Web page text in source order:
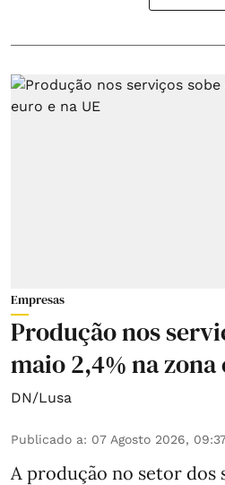
Empresas
Produção nos
maio 2,4% na zona
DN/Lusa
Publicado a: 07 Agosto 2026,
A produção no setor dos